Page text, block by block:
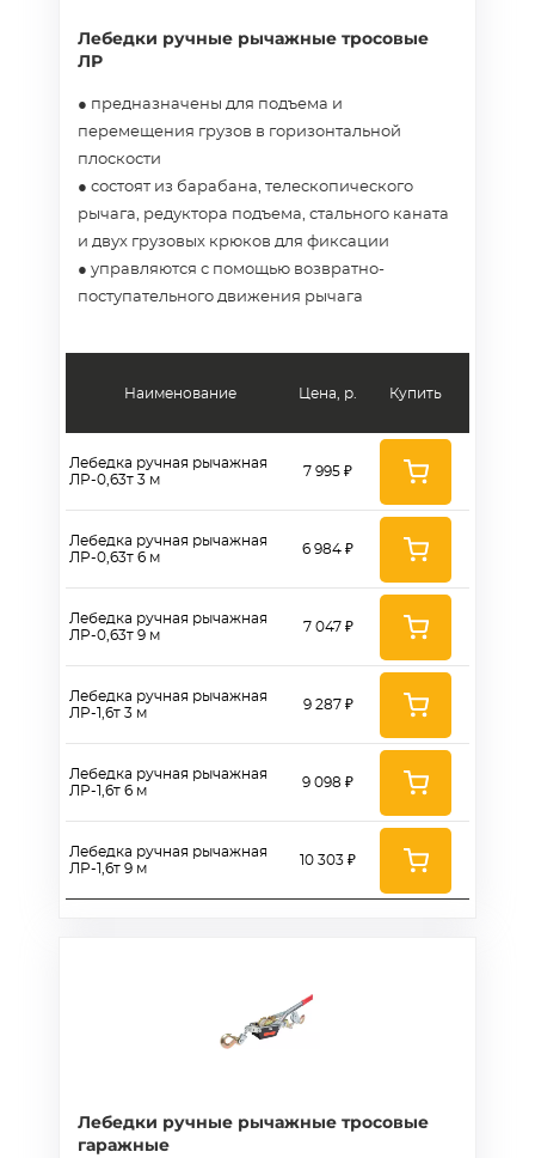
Лебедки ручные рычажные тросовые
ЛР
● предназначены для подъема и
перемещения грузов в горизонтальной
плоскости
● состоят из барабана, телескопического
рычага, редуктора подъема, стального каната
и двух грузовых крюков для фиксации
● управляются с помощью возвратно-
поступательного движения рычага
Наименование
Лебедка ручная рычажная
ЛР-0,63т 3 м
Лебедка ручная рычажная
ЛР-0,63т 6 м
Лебедка ручная рычажная
ЛР-0,63т 9 м
Лебедка ручная рычажная
ЛР-1,6т 3 м
Лебедка ручная рычажная
ЛР-1,6т 6 м
Лебедка ручная рычажная
ЛР-1,6т 9 м
Цена, р.
7 995 ₽
6 984 ₽
7 047 ₽
9 287 ₽
9 098 ₽
10 303 ₽
Купить
Лебедки ручные рычажные тросовые
гаражные